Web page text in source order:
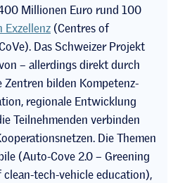
Millionen Euro rund 100
(Centres of
Das Schweizer Projekt
– allerdings direkt durch
bilden Kompetenz-
regionale Entwicklung
Teilnehmenden verbinden
Die Themen
(Auto-Cove 2.0 – Greening
tech-vehicle education),